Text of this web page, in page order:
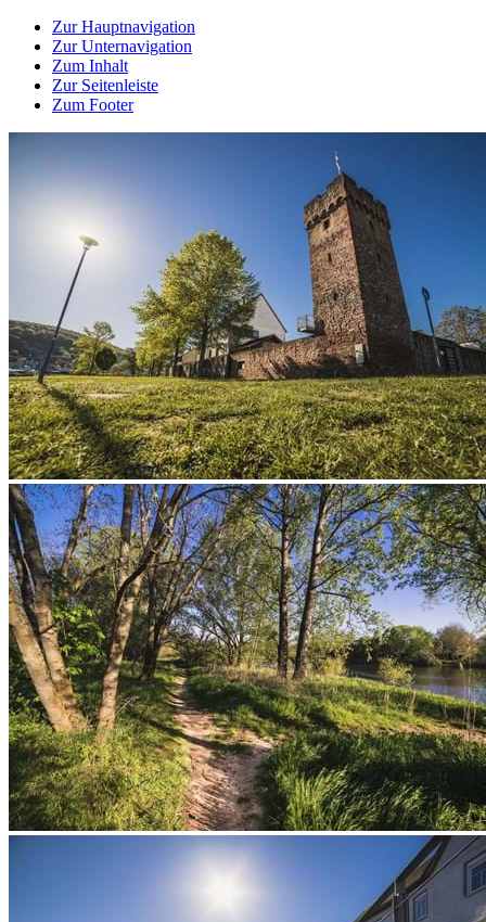
Zur Hauptnavigation
Zur Unternavigation
Zum Inhalt
Zur Seitenleiste
Zum Footer